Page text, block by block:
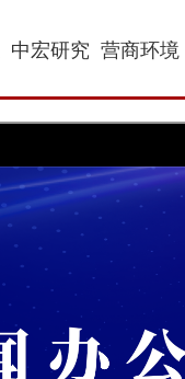
中宏研究 营商环境